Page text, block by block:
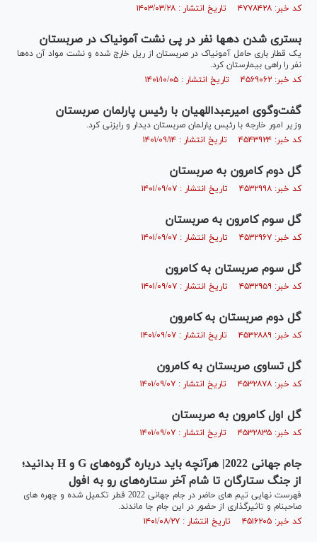
کد خبر: ۴۷۷۸۴۲۸ تاریخ انتشار : ۱۴۰۳/۰۳/۲۸
بستری شدن ده‎ها نفر در پی نشت آمونیاک در صربستان
یک قطار باری حامل آمونیاک در صربستان از ریل خارج شده و نشت مواد آن ده‌ها
نفر را راهی بیمارستان کرد.
کد خبر: ۴۵۶۹۰۶۲ تاریخ انتشار : ۱۴۰۱/۱۰/۰۵
گفت‌وگوی امیرعبداللهیان با رئیس پارلمان صربستان
وزیر امور خارجه با رئیس پارلمان صربستان دیدار و رایزنی کرد.
کد خبر: ۴۵۴۳۹۲۴ تاریخ انتشار : ۱۴۰۱/۰۹/۱۴
گل دوم کامرون به صربستان
کد خبر: ۴۵۳۲۹۹۸ تاریخ انتشار : ۱۴۰۱/۰۹/۰۷
گل سوم کامرون به صربستان
کد خبر: ۴۵۳۲۹۶۷ تاریخ انتشار : ۱۴۰۱/۰۹/۰۷
گل سوم صربستان به کامرون
کد خبر: ۴۵۳۲۹۵۹ تاریخ انتشار : ۱۴۰۱/۰۹/۰۷
گل دوم صربستان به کامرون
کد خبر: ۴۵۳۲۸۸۹ تاریخ انتشار : ۱۴۰۱/۰۹/۰۷
گل تساوی صربستان به کامرون
کد خبر: ۴۵۳۲۸۷۸ تاریخ انتشار : ۱۴۰۱/۰۹/۰۷
گل اول کامرون به صربستان
کد خبر: ۴۵۳۲۸۳۵ تاریخ انتشار : ۱۴۰۱/۰۹/۰۷
جام جهانی 2022| هرآنچه باید درباره گروه‌های G و H بدانید؛
از جنگ ستارگان تا شام آخر ستاره‌های رو‌ به افول
فهرست نهایی تیم های حاضر در جام جهانی 2022 قطر تکمیل شده و چهره های
صاحبنام و تاثیرگذاری از حضور در این جام جا ماندند.
کد خبر: ۴۵۱۶۲۰۵ تاریخ انتشار : ۱۴۰۱/۰۸/۲۷